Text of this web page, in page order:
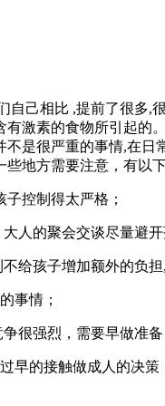
相比 ,提前了很多,
有激素的食物所引起的
不是很严重的事情,在日
地方需要注意，有以
控制得太严格；
的聚会交谈尽量避
孩子增加额外的负担,
事情；
强烈，需要早做准
的接触做成人的决策